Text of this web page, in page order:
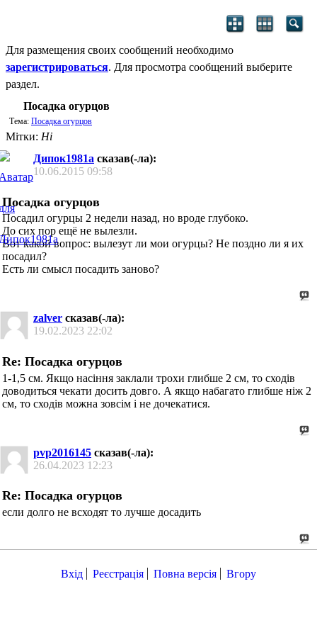
Для размещения своих сообщений необходимо
зарегистрироваться. Для просмотра сообщений выберите
раздел.
Посадка огурцов
Тема: Посадка огурцов
Мітки: Ні
Дипок1981а сказав(-ла):
10.06.2015 09:58
Посадка огурцов
Посадил огурцы 2 недели назад, но вроде глубоко.
До сих пор ещё не вылезли.
Вот какой вопрос: вылезут ли мои огурцы? Не поздно ли я их
посадил?
Есть ли смысл посадить заново?
zalver сказав(-ла):
19.02.2023 22:02
Re: Посадка огурцов
1-1,5 см. Якщо насіння заклали трохи глибше 2 см, то сходів
доводиться чекати досить довго. А якщо набагато глибше ніж 2
см, то сходів можна зовсім і не дочекатися.
pvp2016145 сказав(-ла):
26.04.2023 12:23
Re: Посадка огурцов
если долго не всходят то лучше досадить
Вхід Реєстрація Повна версія Вгору